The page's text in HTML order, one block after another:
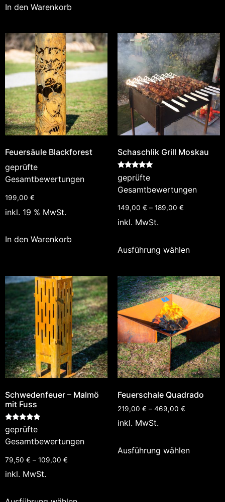
In den Warenkorb
Feuersäule Blackforest
geprüfte
Gesamtbewertungen
199,00 €
inkl. 19 % MwSt.
In den Warenkorb
Schaschlik Grill Moskau
Bewertet
mit
5.00
von 5
geprüfte
Gesamtbewertungen
149,00 € – 189,00 €
inkl. MwSt.
Ausführung wählen
Schwedenfeuer – Malmö
mit Fuss
Bewertet
mit
5.00
von 5
geprüfte
Gesamtbewertungen
79,50 € – 109,00 €
inkl. MwSt.
Feuerschale Quadrado
219,00 € – 469,00 €
inkl. MwSt.
Ausführung wählen